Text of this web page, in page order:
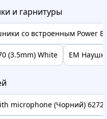
и гарнитуры
со встроенным Power
(3.5mm) White EM
microphone (Чорний)